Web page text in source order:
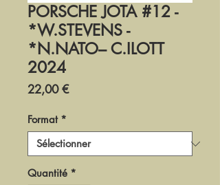
PORSCHE JOTA #12 -
*W.STEVENS -
*N.NATO– C.ILOTT
2024
22,00 €Prix
Format *
Quantité *